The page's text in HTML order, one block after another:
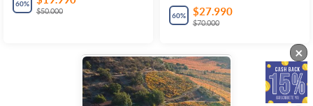
60%
$50.000 60% $27.990
$70.000
×